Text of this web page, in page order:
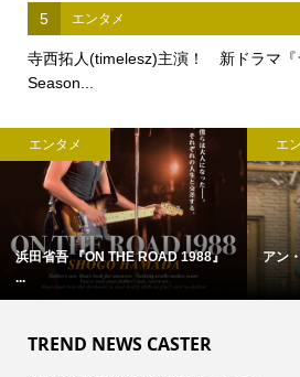
5 エンタメ
寺西拓人(timelesz)主演！ 新ドラマ『
Season...
エンタメ
浜田省吾 『ON THE ROAD 1988』
...
エ
アン
TREND NEWS CASTER